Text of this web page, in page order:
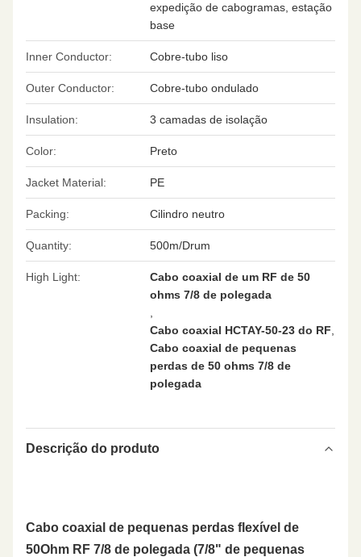
expedição de cabogramas, estação
base
Inner Conductor: Cobre-tubo liso
Outer Conductor: Cobre-tubo ondulado
Insulation: 3 camadas de isolação
Color: Preto
Jacket Material: PE
Packing: Cilindro neutro
Quantity: 500m/Drum
High Light:
Cabo coaxial de um RF de 50
ohms 7/8 de polegada
Cabo coaxial HCTAY-50-23 do RF
Cabo coaxial de pequenas
perdas de 50 ohms 7/8 de
polegada
Descrição do produto
Cabo coaxial de pequenas perdas flexível de
50Ohm RF 7/8 de polegada (7/8" de pequenas